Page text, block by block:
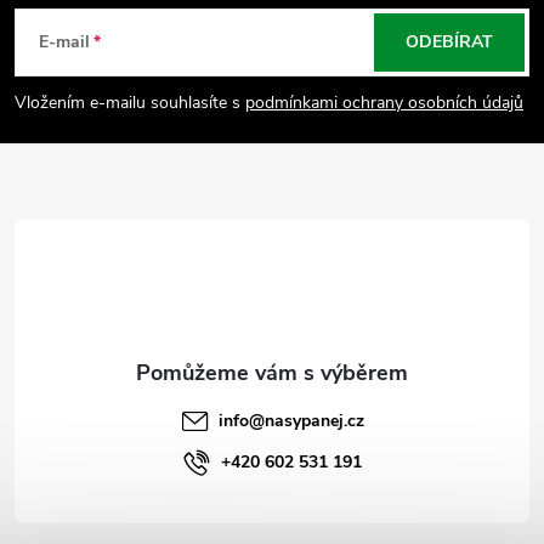
p
a
E-mail
Vložením e-mailu souhlasíte s podmínkami ochrany osobních údajů
ODEBÍRAT
info@nasypanej.cz
+420 602 531 191